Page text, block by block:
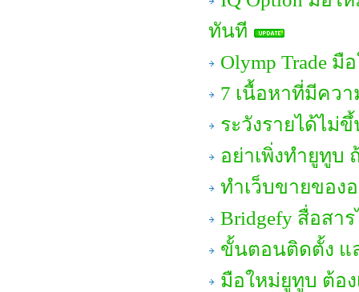
ทันที
Olymp Trade
7 เนื้อหาที่มีควา
ระวังรายได้ไม่
อย่าเพิ่งทำยูทูบ
ทำเว็บขายของ
Bridgefy สื่อสา
ขั้นตอนติดตั้ง แ
มือใหม่ยูทูบ ต้อง